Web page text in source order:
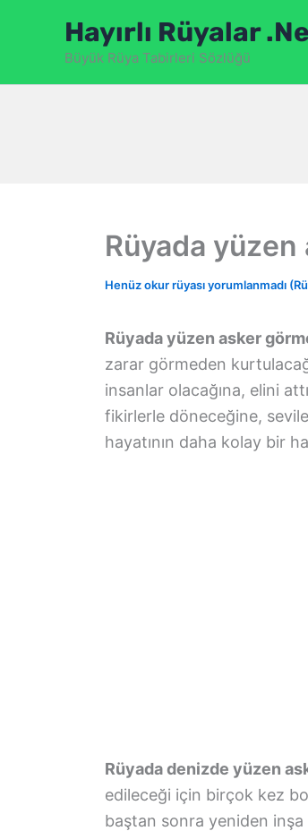
Hayırlı Rüyalar
Büyük Rüya Tabirleri Sözlüğü
Rüyada
Henüz okur rüyası yorumlanmadı
Rüyada yüzen asker
zarar görmeden
insanlar olacağına, elini
fikirlerle döneceğine,
hayatının daha kolay bir
Rüyada denizde yüzen
edileceği için birçok kez
baştan sonra yeniden inşa